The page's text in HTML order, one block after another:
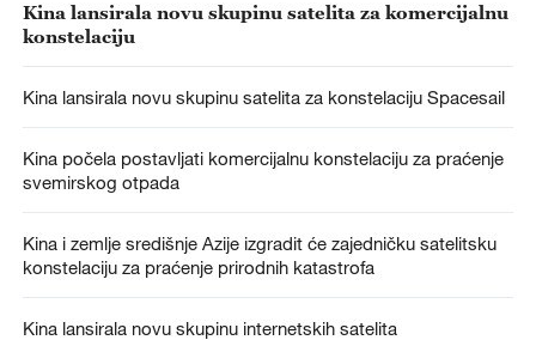
Kina lansirala novu skupinu satelita za komercijalnu
konstelaciju
Kina lansirala novu skupinu satelita za konstelaciju Spacesail
Kina počela postavljati komercijalnu konstelaciju za praćenje
svemirskog otpada
Kina i zemlje središnje Azije izgradit će zajedničku satelitsku
konstelaciju za praćenje prirodnih katastrofa
Kina lansirala novu skupinu internetskih satelita